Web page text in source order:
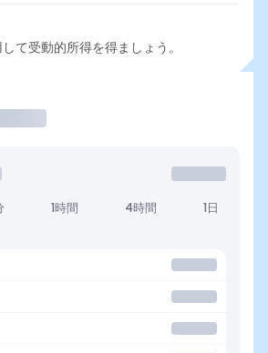
て受動的所得を得ましょう。
1時間 4時間 1日